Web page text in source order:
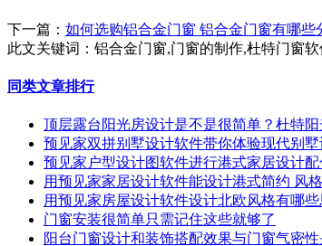
下一篇： 如何选购铝合金门窗 铝合金门窗有哪些
此文关键词： 铝合金门窗,门窗的制作,杜特门窗
同类文章排行
顶层露台阳光房设计是不是很简单？杜特
预见家双拼别墅设计软件带你体验现代别墅
预见家户型设计图软件进行港式家居设计配
用预见家家居设计软件能设计港式简约 风
用预见家房屋设计软件设计北欧风格有哪些
门窗安装很简单只需记住这些就够了
阳台门窗设计和装饰搭配效果与门窗气密